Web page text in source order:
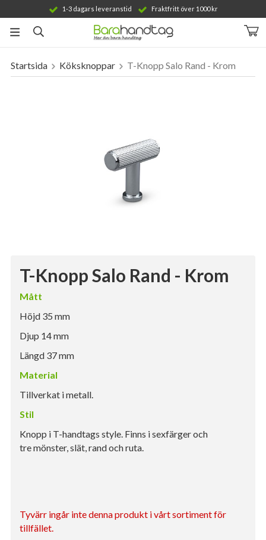
1-3 dagars leveranstid Fraktfritt över 1000 kr
Produkten har blivit tillagd i varukorgen
Startsida Köksknoppar T-Knopp Salo Rand - Krom
T-Knopp Salo Rand - Krom
Mått
Höjd 35 mm
Djup 14 mm
Längd 37 mm
Material
Tillverkat i metall.
Stil
Knopp i T-handtags style. Finns i sexfärger och
tre mönster, slät, rand och ruta.
Tyvärr ingår inte denna produkt i vårt sortiment för
tillfället.